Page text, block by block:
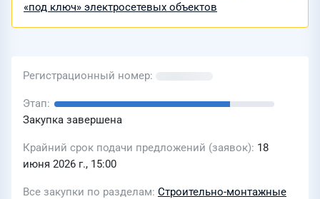
«под ключ» электросетевых объектов
Регистрационный номер
Этап
Закупка завершена
Крайний срок подачи предложений (заявок) 18
июня 2026 г., 15:00
Все закупки по разделам Строительно-монтажные